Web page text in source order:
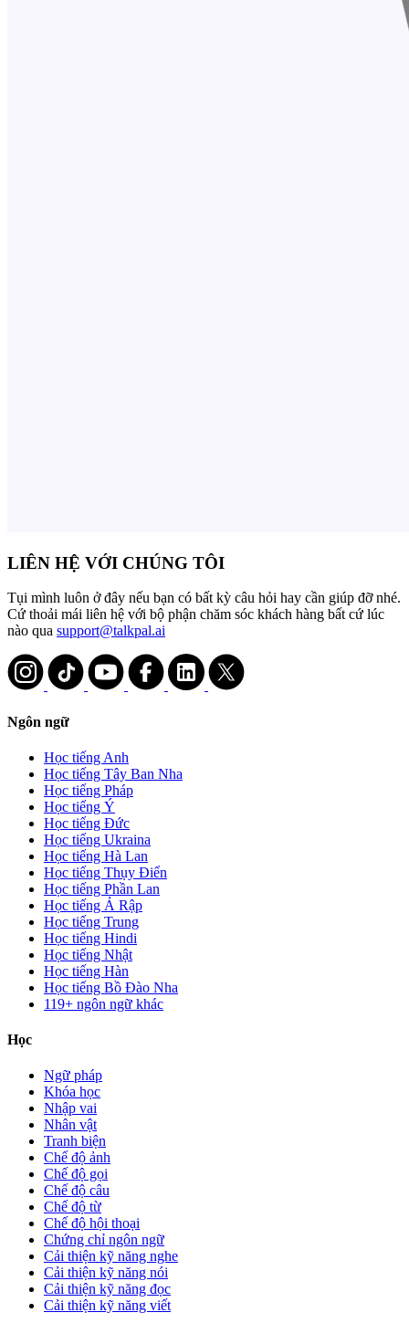
LIÊN HỆ VỚI CHÚNG TÔI
Tụi mình luôn ở đây nếu bạn có bất kỳ câu hỏi hay cần giúp đỡ nhé.
Cứ thoải mái liên hệ với bộ phận chăm sóc khách hàng bất cứ lúc
nào qua support@talkpal.ai
Ngôn ngữ
Học tiếng Anh
Học tiếng Tây Ban Nha
Học tiếng Pháp
Học tiếng Ý
Học tiếng Đức
Học tiếng Ukraina
Học tiếng Hà Lan
Học tiếng Thụy Điển
Học tiếng Phần Lan
Học tiếng Ả Rập
Học tiếng Trung
Học tiếng Hindi
Học tiếng Nhật
Học tiếng Hàn
Học tiếng Bồ Đào Nha
119+ ngôn ngữ khác
Học
Ngữ pháp
Khóa học
Nhập vai
Nhân vật
Tranh biện
Chế độ ảnh
Chế độ gọi
Chế độ câu
Chế độ từ
Chế độ hội thoại
Chứng chỉ ngôn ngữ
Cải thiện kỹ năng nghe
Cải thiện kỹ năng nói
Cải thiện kỹ năng đọc
Cải thiện kỹ năng viết